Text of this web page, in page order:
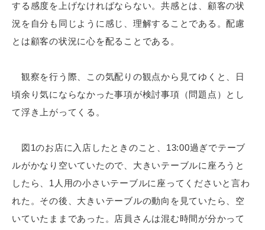
する感度を上げなければならない。共感とは、顧客の状
況を自分も同じように感じ、理解することである。配慮
とは顧客の状況に心を配ることである。
観察を行う際、この気配りの観点から見てゆくと、日
頃余り気にならなかった事項が検討事項（問題点）とし
て浮き上がってくる。
図1のお店に入店したときのこと、13:00過ぎでテーブ
ルがかなり空いていたので、大きいテーブルに座ろうと
したら、1人用の小さいテーブルに座ってくださいと言わ
れた。その後、大きいテーブルの動向を見ていたら、空
いていたままであった。店員さんは混む時間が分かって